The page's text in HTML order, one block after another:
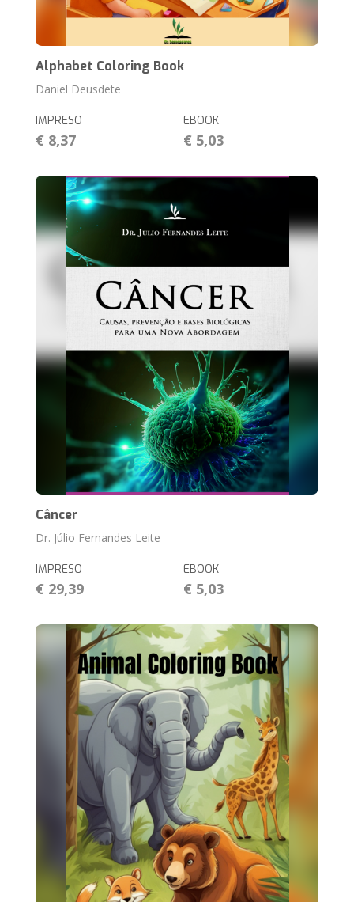
Alphabet Coloring Book
Daniel Deusdete
IMPRESO
€ 8,37
EBOOK
€ 5,03
Câncer
Dr. Júlio Fernandes Leite
IMPRESO
€ 29,39
EBOOK
€ 5,03